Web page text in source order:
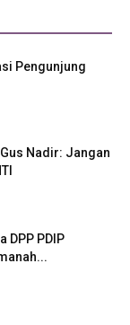
Pengunjung
Nadir: Jangan
DPP PDIP